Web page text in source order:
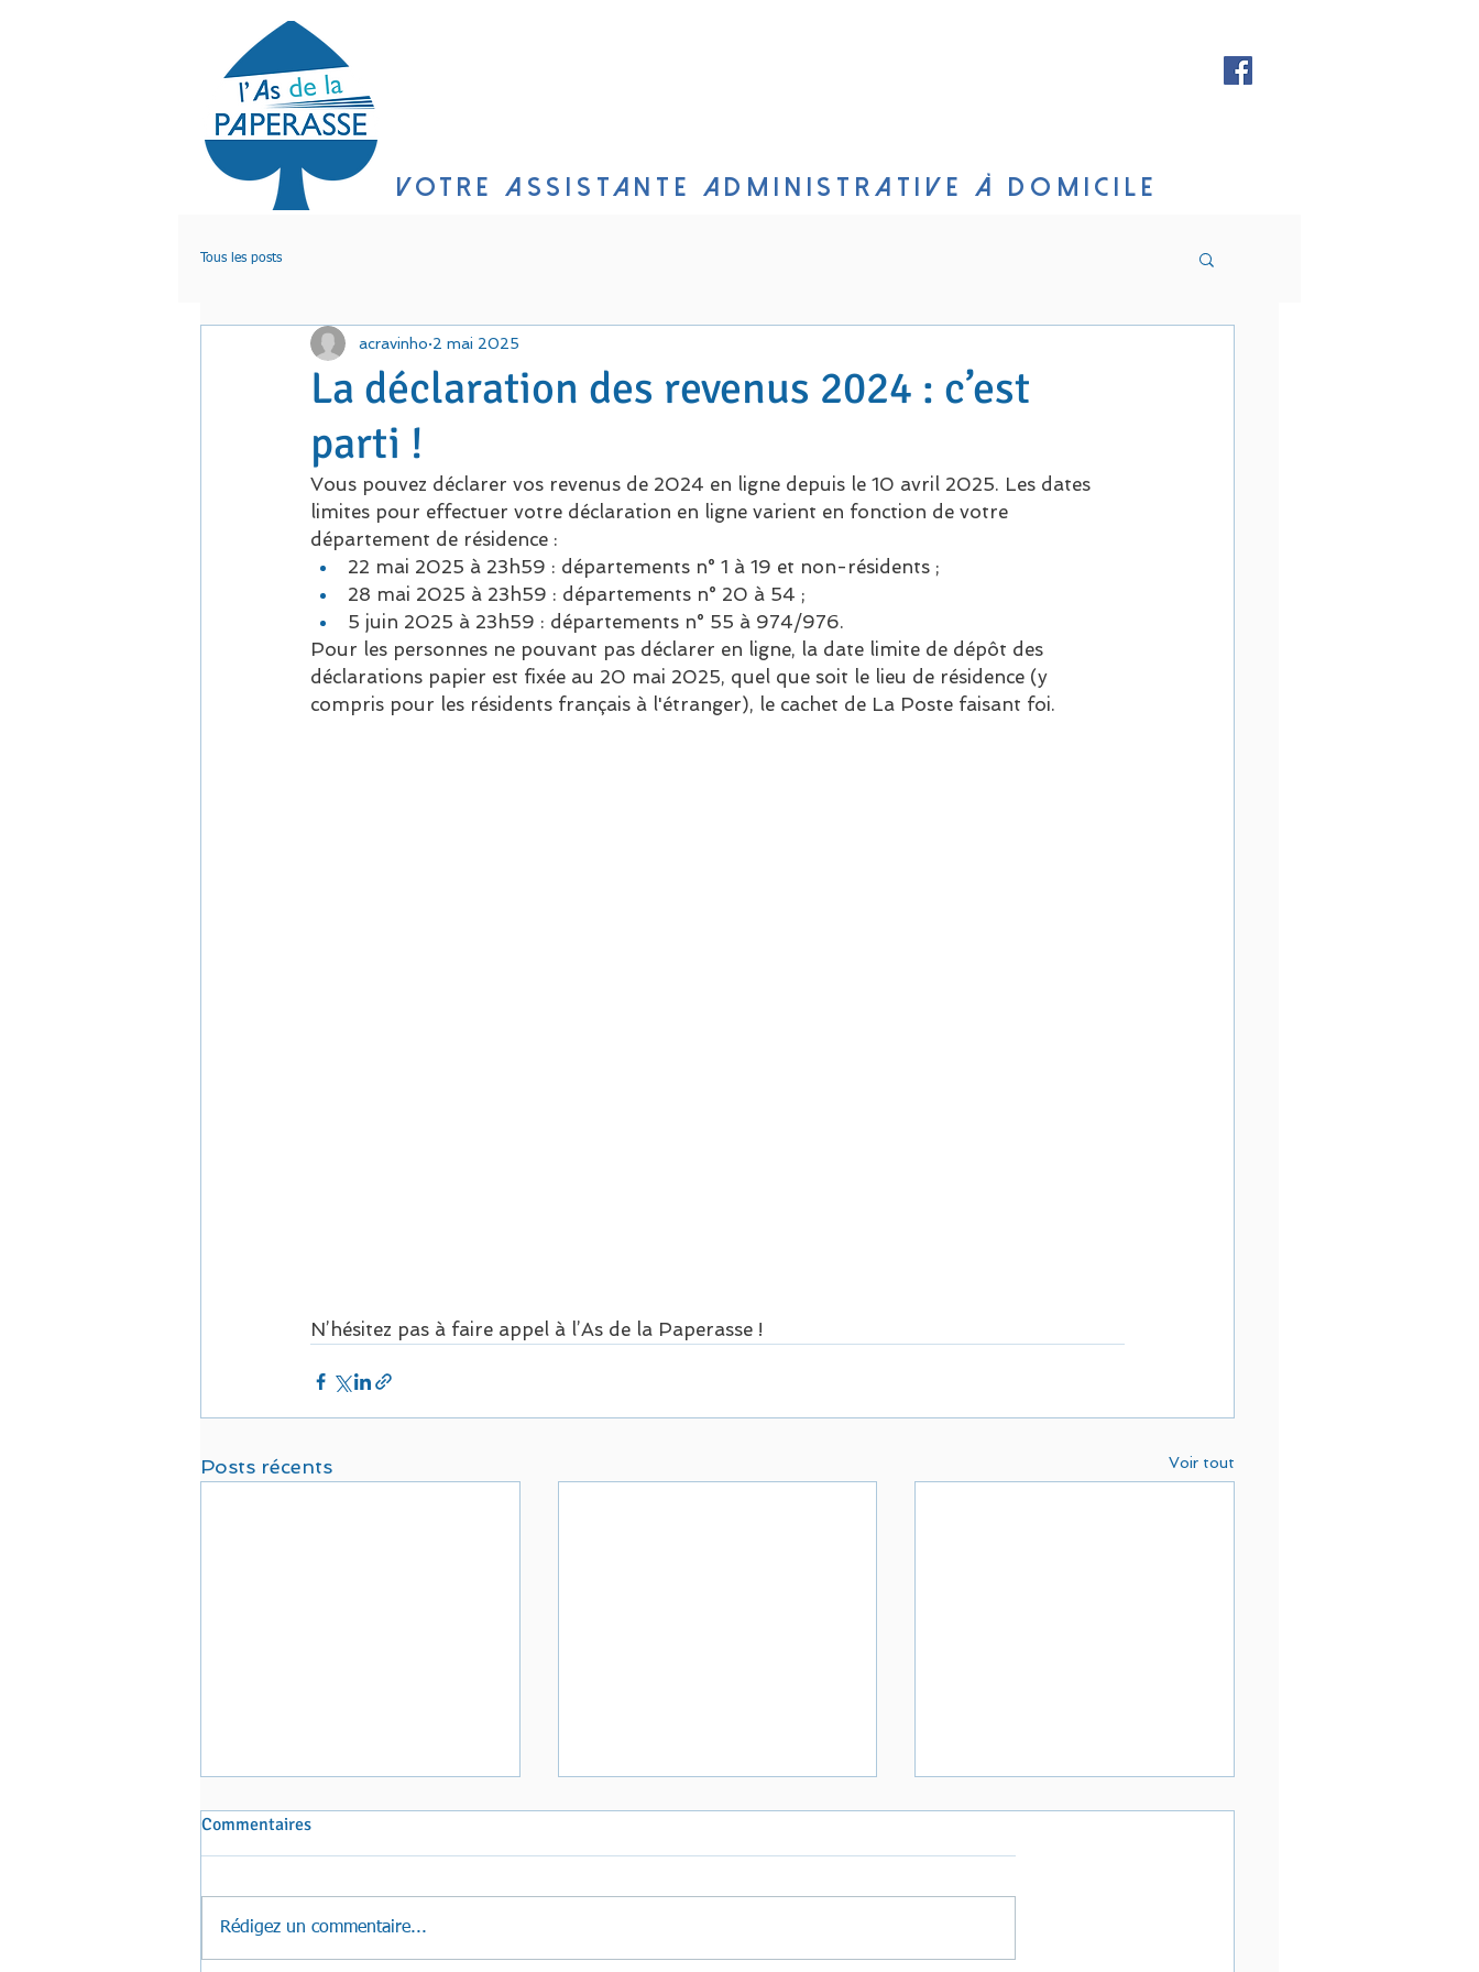
VOTRE ASSISTANTE ADMINISTRATIVE À DOMICILE
Tous les posts
La déclaration des revenus 2024 : c’est
parti !
acravinho 2 mai 2025
Vous pouvez déclarer vos revenus de 2024 en ligne depuis le 10 avril 2025. Les dates
limites pour effectuer votre déclaration en ligne varient en fonction de votre
département de résidence :
22 mai 2025 à 23h59 : départements n° 1 à 19 et non-résidents ;
28 mai 2025 à 23h59 : départements n° 20 à 54 ;
5 juin 2025 à 23h59 : départements n° 55 à 974/976.
Pour les personnes ne pouvant pas déclarer en ligne, la date limite de dépôt des
déclarations papier est fixée au 20 mai 2025, quel que soit le lieu de résidence (y
compris pour les résidents français à l'étranger), le cachet de La Poste faisant foi.
N’hésitez pas à faire appel à l’As de la Paperasse !
Posts récents Voir tout
Commentaires
Rédigez un commentaire...